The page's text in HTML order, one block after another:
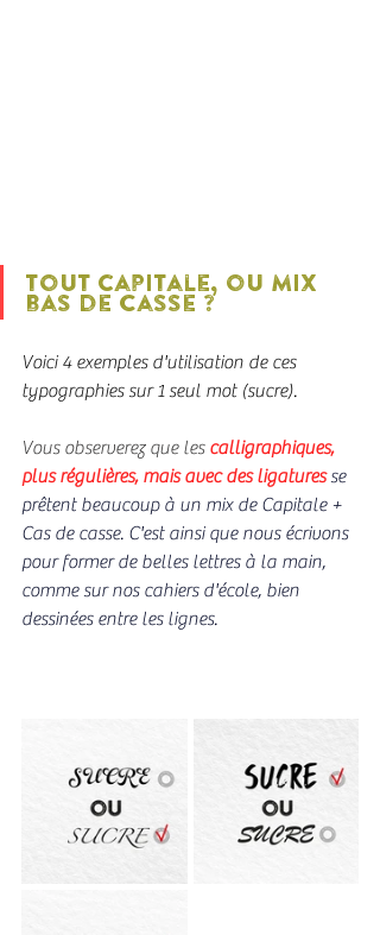
tout Capitale, ou mix
bas de casse ?
Voici 4 exemples d'utilisation de ces
typographies sur 1 seul mot (sucre).
Vous observerez que les calligraphiques,
plus régulières, mais avec des ligatures se
prêtent beaucoup à un mix de Capitale +
Cas de casse. C'est ainsi que nous écrivons
pour former de belles lettres à la main,
comme sur nos cahiers d'école, bien
dessinées entre les lignes.